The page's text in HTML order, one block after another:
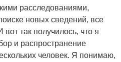
расследованиями,
новых сведений, все
так получилось, что я
и распространение
человек. Я понимаю,